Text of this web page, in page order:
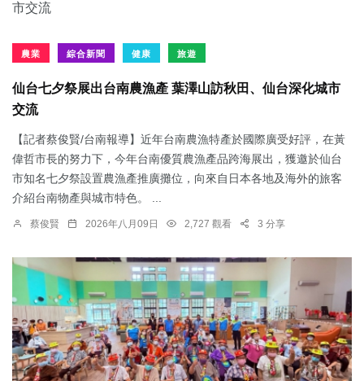
農業 綜合新聞 健康 旅遊
仙台七夕祭展出台南農漁產 葉澤山訪秋田、仙台深化城市
交流
【記者蔡俊賢/台南報導】近年台南農漁特產於國際廣受好評，在黃
偉哲市長的努力下，今年台南優質農漁產品跨海展出，獲邀於仙台
市知名七夕祭設置農漁產推廣攤位，向來自日本各地及海外的旅客
介紹台南物產與城市特色。 ...
蔡俊賢 2026年八月09日 2,727 觀看 3 分享